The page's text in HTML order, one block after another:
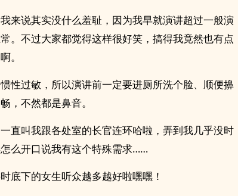
来说其实没什么羞耻，因为我早就演讲超过一般演
。不过大家都觉得这样很好笑，搞得我竟然也有点
。
性过敏，所以演讲前一定要进厕所洗个脸、顺便擤
，不然都是鼻音。
直叫我跟各处室的长官连环哈啦，弄到我几乎没时
么开口说我有这个特殊需求……
底下的女生听众越多越好啦嘿嘿！